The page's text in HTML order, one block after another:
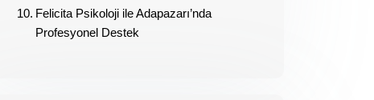
Felicita Psikoloji ile Adapazarı’nda
Profesyonel Destek